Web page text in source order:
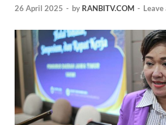
26 April 2025 - by RANBITV.COM - Leave